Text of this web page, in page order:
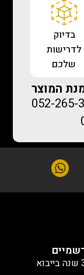
בדיוק
לדרישות
שלכם
המוצר
052-265-
חברת JB, י.בירותי מתמחה למעלה מ 30 שנה בייבוא